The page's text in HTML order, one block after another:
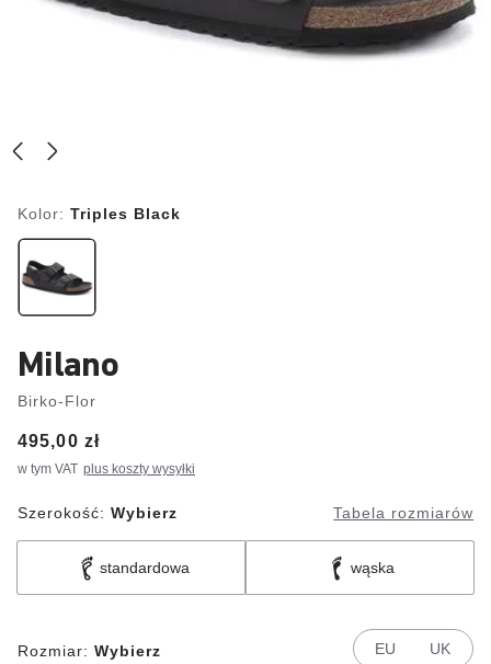
Kolor: Triples Black
Milano
Birko-Flor
Price:
495,00 zł
w tym VAT plus koszty wysyłki
Szerokość: Wybierz Tabela rozmiarów
standardowa wąska
Rozmiar: Wybierz EU UK